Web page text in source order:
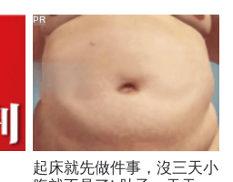
起床就先做件事，沒三天小
PR